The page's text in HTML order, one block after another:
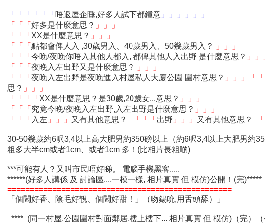
「「「「「「 唔返屋企睡,好多人試下都鍾意 」」」」」」
「「「 好多是什麼意思？ 」」」
「「「 XX是什麼意思？ 」」」
「「「 點都會俾人入 ,30歲男入、40歲男入、50幾歲男入？
」」」
「「「 今晚/夜晚你唔入其他人都入, 都俾其他人入出野 是什麼意思？ 」」
「「「 夜晚入左出野又是什麼意思？
」」」
「「「 夜晚入左出野是夜晚進入村屋私人大廈公園 圍村意思？ 」」」 「
思？ 」」」
「「「「 XX是什麼意思？是30歲,20歲女...意思？ 」」」
「「「 究竟今晚/夜晚入左出野,入左出野是什麼意思？ 」」」
「「「 入左 」」」 又有其他意思？ 「「「 出野 」」」 又有其他意思？
30-50幾歲約6呎3,4以上高大肥男約350磅以上（約6呎3,4以上大肥男約
粗多大半cm或者1cm、或者1cm 多！(比相片長粗啲)
***可能有人？又叫市民唔好睇。 電腦手機黑客.....
******(好多人講係 及 討論區...,一模一樣, 相片真實 但 模仿)公開！(完)*****
==================================================
「個閪好香、陰毛好靚、個閪好甜！」（吻錫吮,用舌頭舔）」
**** (同一村屋,公園圍村對面鄰居,樓上樓下... 相片真實 但 模仿)（完）（